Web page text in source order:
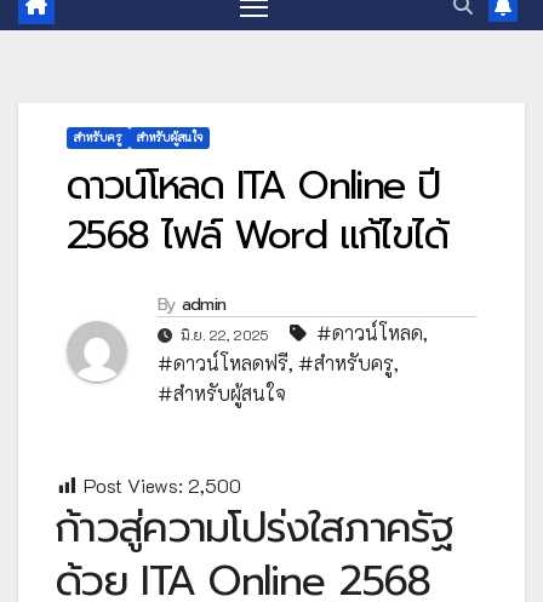
สำหรับครู สำหรับผู้สนใจ
ดาวน์โหลด ITA Online ปี
2568 ไฟล์ Word แก้ไขได้
By admin
มิ.ย. 22, 2025 #ดาวน์โหลด,
#ดาวน์โหลดฟรี, #สำหรับครู,
#สำหรับผู้สนใจ
Post Views: 2,500
ก้าวสู่ความโปร่งใสภาครัฐ
ด้วย ITA Online 2568